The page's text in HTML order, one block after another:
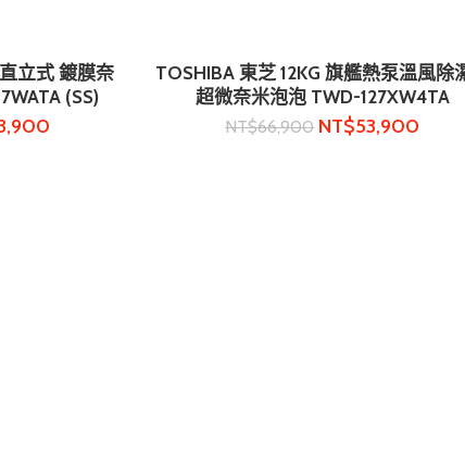
立式 鍍膜奈
(SS)
加入購物車
TOSHIBA 東芝 12KG 旗艦熱泵溫風除
超微奈米泡泡 TWD-127XW4TA
NT$66,900 NT$53,900